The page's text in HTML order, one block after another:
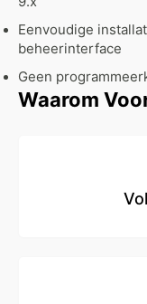
Eenvoudige
beheerinterface
Geen
Waarom